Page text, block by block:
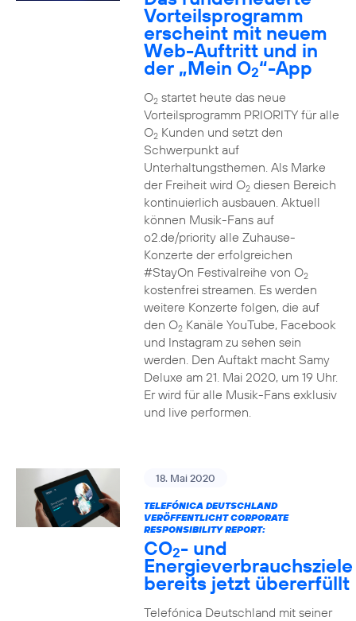
Vorteilsprogramm
erscheint mit neuem
Web-Auftritt und in
der „Mein O2“-App
O2startet heute das neue
Vorteilsprogramm PRIORITY für alle
O2Kunden und setzt den
Schwerpunkt auf
Unterhaltungsthemen. Als Marke
der Freiheit wird O2diesen Bereich
kontinuierlich ausbauen. Aktuell
können Musik-Fans auf
o2.de/priority alle Zuhause-
Konzerte der erfolgreichen
#StayOn Festivalreihe von O2
kostenfrei streamen. Es werden
weitere Konzerte folgen, die auf
den O2Kanäle YouTube, Facebook
und Instagram zu sehen sein
werden. Den Auftakt macht Samy
Deluxe am 21. Mai 2020, um 19 Uhr.
Er wird für alle Musik-Fans exklusiv
und live performen.
18. Mai 2020
TELEFÓNICA DEUTSCHLAND
VERÖFFENTLICHT CORPORATE
RESPONSIBILITY REPORT:
CO2- und
Energieverbrauchsziele
bereits jetzt übererfüllt
Telefónica Deutschland mit seiner